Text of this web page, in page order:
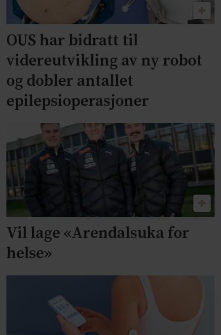
OUS har bidratt til
videreutvikling av ny robot
og dobler antallet
epilepsioperasjoner
Vil lage «Arendalsuka for
helse»